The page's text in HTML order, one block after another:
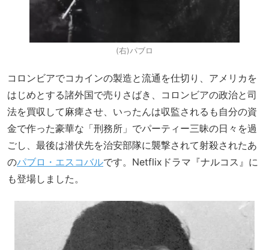
(右)パブロ
コロンビアでコカインの製造と流通を仕切り、アメリカを
はじめとする諸外国で売りさばき、コロンビアの政治と司
法を買収して麻痺させ、いったんは収監されるも自分の資
金で作った豪華な「刑務所」でパーティー三昧の日々を過
ごし、最後は潜伏先を治安部隊に襲撃されて射殺されたあ
のパブロ・エスコバルです。Netflixドラマ『ナルコス』に
も登場しました。